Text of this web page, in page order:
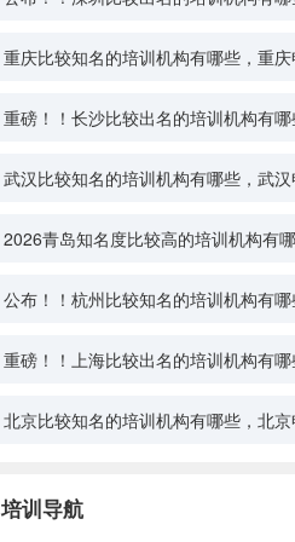
重庆比较知名的培训机构有哪些，重
重磅！！长沙比较出名的培训机构有
武汉比较知名的培训机构有哪些，武
2026青岛知名度比较高的培训机构有
公布！！杭州比较知名的培训机构有
重磅！！上海比较出名的培训机构有
北京比较知名的培训机构有哪些，北
培训导航